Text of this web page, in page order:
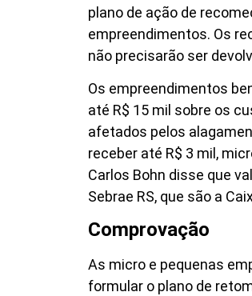
plano de ação de
empreendimentos. Os
não precisarão ser
Os empreendimentos
até R$ 15 mil sobre os
afetados pelos
receber até R$ 3 mil,
Carlos Bohn disse que
Sebrae RS, que são a
Comprovação
As micro e pequenas
formular o plano de